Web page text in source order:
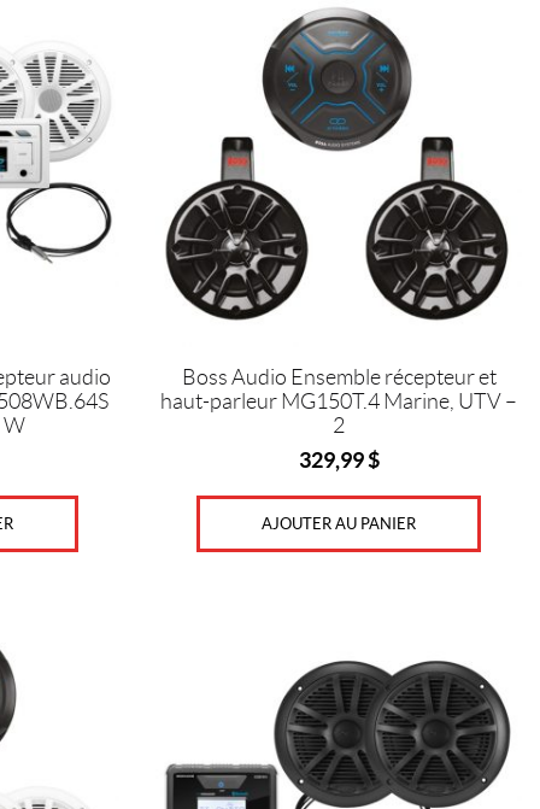
audio
W
Boss Audio Ensemble récepteur et
haut-parleur MG150T.4 Marine, UTV –
2
329,99$
AJOUTER AU PANIER